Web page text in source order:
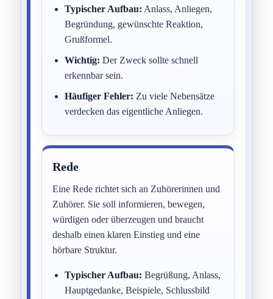
Typischer Aufbau: Anlass, Anliegen,
Begründung, gewünschte Reaktion,
Grußformel.
Wichtig: Der Zweck sollte schnell
erkennbar sein.
Häufiger Fehler: Zu viele Nebensätze
verdecken das eigentliche Anliegen.
Rede
Eine Rede richtet sich an Zuhörerinnen und
Zuhörer. Sie soll informieren, bewegen,
würdigen oder überzeugen und braucht
deshalb einen klaren Einstieg und eine
hörbare Struktur.
Typischer Aufbau: Begrüßung, Anlass,
Hauptgedanke, Beispiele, Schlussbild